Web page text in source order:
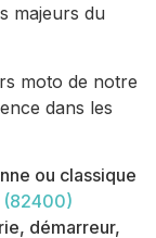
majeurs du
moto de notre
dans les
ou classique
(82400)
démarreur,